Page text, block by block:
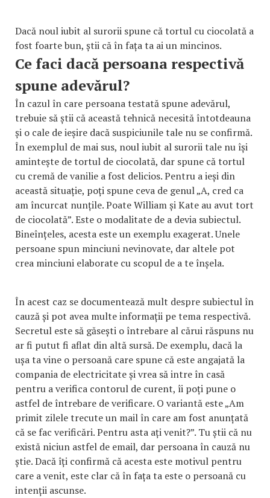
Dacă noul iubit al surorii spune că tortul cu ciocolată a
fost foarte bun, știi că în fața ta ai un mincinos.
Ce faci dacă persoana respectivă
spune adevărul?
În cazul în care persoana testată spune adevărul,
trebuie să știi că această tehnică necesită întotdeauna
și o cale de ieșire dacă suspiciunile tale nu se confirmă.
În exemplul de mai sus, noul iubit al surorii tale nu își
amintește de tortul de ciocolată, dar spune că tortul
cu cremă de vanilie a fost delicios. Pentru a ieși din
această situație, poți spune ceva de genul „A, cred ca
am încurcat nunțile. Poate William și Kate au avut tort
de ciocolată”. Este o modalitate de a devia subiectul.
Bineînțeles, acesta este un exemplu exagerat. Unele
persoane spun minciuni nevinovate, dar altele pot
crea minciuni elaborate cu scopul de a te înșela.
În acest caz se documentează mult despre subiectul în
cauză și pot avea multe informații pe tema respectivă.
Secretul este să găsești o întrebare al cărui răspuns nu
ar fi putut fi aflat din altă sursă. De exemplu, dacă la
ușa ta vine o persoană care spune că este angajată la
compania de electricitate și vrea să intre în casă
pentru a verifica contorul de curent, îi poți pune o
astfel de întrebare de verificare. O variantă este „Am
primit zilele trecute un mail în care am fost anunțată
că se fac verificări. Pentru asta ați venit?”. Tu știi că nu
există niciun astfel de email, dar persoana în cauză nu
știe. Dacă îți confirmă că acesta este motivul pentru
care a venit, este clar că în fața ta este o persoană cu
intenții ascunse.